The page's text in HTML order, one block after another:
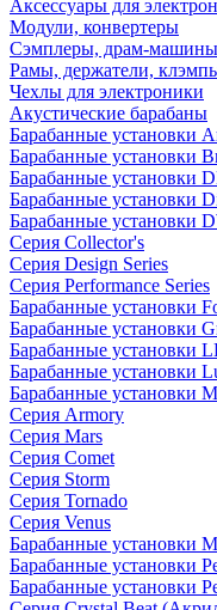
Аксессуары для
Модули, конвертеры
Сэмплеры, драм-машины
Рамы, держатели,
Чехлы для электроники
Акустические барабаны
Барабанные установки
Барабанные установки
Барабанные установки
Барабанные установки
Барабанные установки
Серия Collector's
Серия Design Series
Серия Performance Series
Барабанные установки
Барабанные установки
Барабанные установки
Барабанные установки
Барабанные установки
Серия Armory
Серия Mars
Серия Comet
Серия Storm
Серия Tornado
Серия Venus
Барабанные установки
Барабанные установки
Барабанные установки